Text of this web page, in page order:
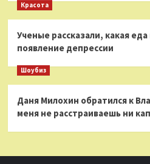
Красота
Ученые рассказали, какая
появление депрессии
Шоубиз
Даня Милохин обратился к
меня не расстраиваешь ни